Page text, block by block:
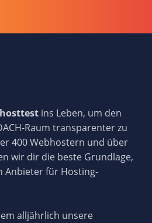
hosttest ins Leben, um den
Raum transparenter zu
400 Webhostern und über
wir dir die beste Grundlage,
Anbieter für Hosting-
alljährlich unsere